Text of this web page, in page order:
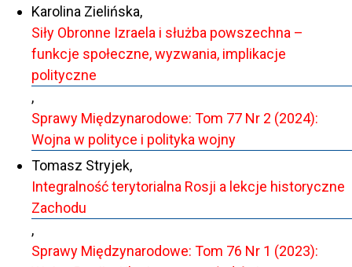
Karolina Zielińska,
Siły Obronne Izraela i służba powszechna –
funkcje społeczne, wyzwania, implikacje
polityczne
,
Sprawy Międzynarodowe: Tom 77 Nr 2 (2024):
Wojna w polityce i polityka wojny
Tomasz Stryjek,
Integralność terytorialna Rosji a lekcje historyczne
Zachodu
,
Sprawy Międzynarodowe: Tom 76 Nr 1 (2023):